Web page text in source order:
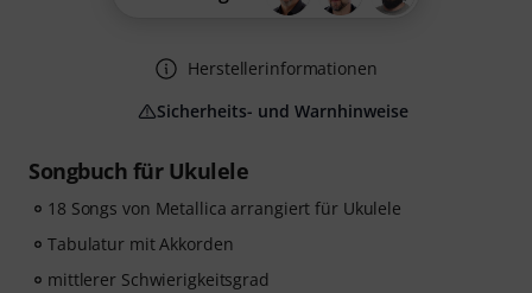
Songbuch für Ukulele
18 Songs von Metallica arrangiert für Ukulele
Tabulatur mit Akkorden
mittlerer Schwierigkeitsgrad
Herstellerinformationen
Sicherheits- und Warnhinweise